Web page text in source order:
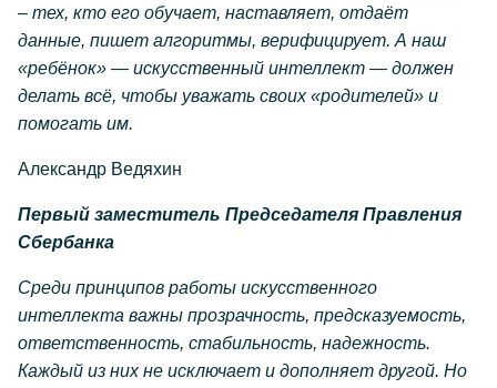
– тех, кто его обучает, наставляет, отдаёт
данные, пишет алгоритмы, верифицирует. А наш
«ребёнок» — искусственный интеллект — должен
делать всё, чтобы уважать своих «родителей» и
помогать им.
Александр Ведяхин
Первый заместитель Председателя Правления
Сбербанка
Среди принципов работы искусственного
интеллекта важны прозрачность, предсказуемость,
ответственность, стабильность, надежность.
Каждый из них не исключает и дополняет другой. Но